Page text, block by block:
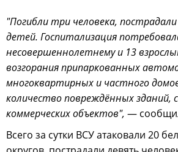
"Погибли три человека,
детей. Госпитализация
несовершеннолетнему и 13
возгорания припаркованных
многоквартирных и частного
количество повреждённых зданий,
коммерческих объектов", —
Всего за сутки ВСУ атаковали 20